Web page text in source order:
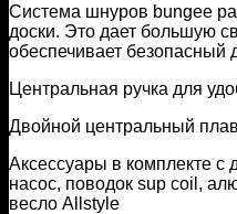
Система шнуров bungee
доски. Это дает большую
обеспечивает безопасный
Центральная ручка для
Двойной центральный
Аксессуары в комплекте с
насос, поводок sup coil,
весло Allstyle